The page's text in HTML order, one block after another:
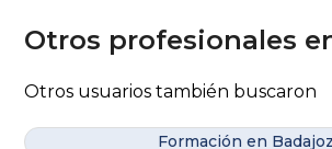
Otros profesionales
Otros usuarios también buscaron
Formación en Badajoz